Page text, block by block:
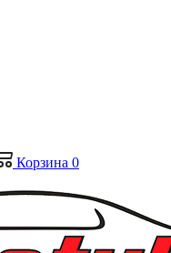
Корзина 0